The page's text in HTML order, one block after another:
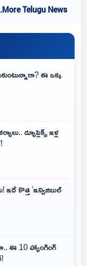
Telugu News
ఈ ఒక్క
డ్యూప్లెక్స్ ఇళ్ల
ఇదే కొత్త 'ఇన్విజిబుల్
ఈ 10 హ్యాంగింగ్